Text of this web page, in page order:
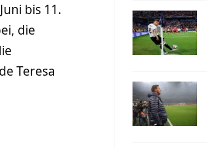
bis 11.
die
Teresa